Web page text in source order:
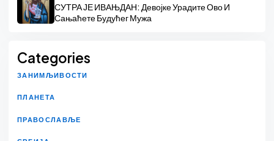
СУТРА ЈЕ ИВАЊДАН: Девојке Урадите Ово И
Сањаћете Будућег Мужа
Categories
ЗАНИМЉИВОСТИ
ПЛАНЕТА
ПРАВОСЛАВЉЕ